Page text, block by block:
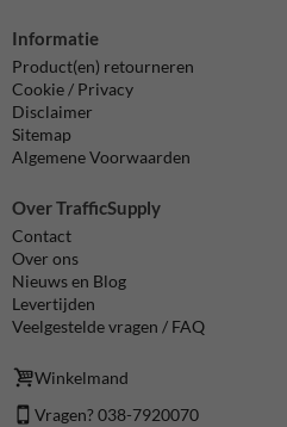
Informatie
Product(en) retourneren
Cookie / Privacy
Disclaimer
Sitemap
Algemene Voorwaarden
Over TrafficSupply
Contact
Over ons
Nieuws en Blog
Levertijden
Veelgestelde vragen / FAQ
Winkelmand
Vragen? 038-7920070